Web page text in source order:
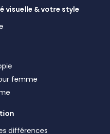
visuelle & votre style
femme
différences